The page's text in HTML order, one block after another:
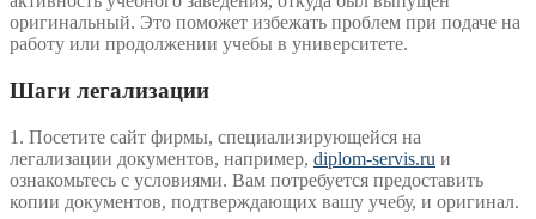
оригинальный. Это поможет избежать проблем при подаче на
работу или продолжении учебы в университете.
Шаги легализации
1. Посетите сайт фирмы, специализирующейся на
легализации документов, например, diplom-servis.ru и
ознакомьтесь с условиями. Вам потребуется предоставить
копии документов, подтверждающих вашу учебу, и оригинал.